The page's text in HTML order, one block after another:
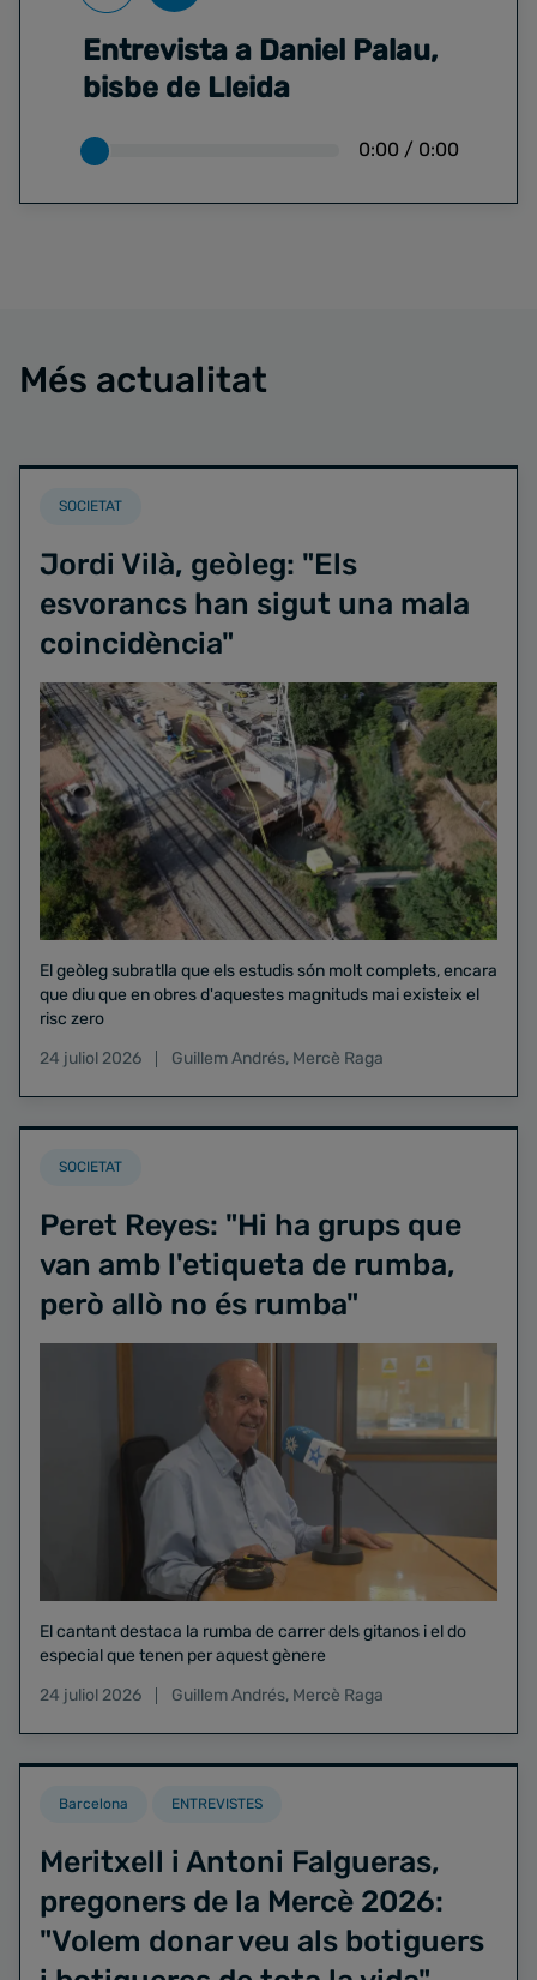
Entrevista a Daniel Palau,
bisbe de Lleida
0:00 / 0:00
Més actualitat
SOCIETAT
Jordi Vilà, geòleg: "Els
esvorancs han sigut una mala
coincidència"
El geòleg subratlla que els estudis són molt complets, encara
que diu que en obres d'aquestes magnituds mai existeix el
risc zero
24 juliol 2026
Guillem Andrés, Mercè Raga
SOCIETAT
Peret Reyes: "Hi ha grups que
van amb l'etiqueta de rumba,
però allò no és rumba"
El cantant destaca la rumba de carrer dels gitanos i el do
especial que tenen per aquest gènere
24 juliol 2026
Guillem Andrés, Mercè Raga
Barcelona ENTREVISTES
Meritxell i Antoni Falgueras,
pregoners de la Mercè 2026:
"Volem donar veu als botiguers